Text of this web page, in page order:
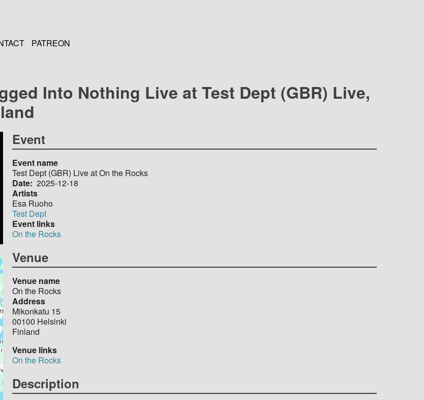
PATREON
Into Nothing Live at Test Dept (GBR) Live,
Event
Event name
Test Dept (GBR) Live at On the Rocks
Date 2025-12-18
Artists
Esa Ruoho
Test Dept
Event links
On the Rocks
Venue
Venue name
On the Rocks
Address
Mikonkatu 15
00100 Helsinki
Finland
Venue links
On the Rocks
Description